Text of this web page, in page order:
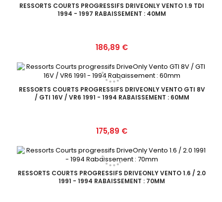
RESSORTS COURTS PROGRESSIFS DRIVEONLY VENTO 1.9 TDI
1994 - 1997 RABAISSEMENT : 40MM
Prix
186,89 €
RESSORTS COURTS PROGRESSIFS DRIVEONLY VENTO GTI 8V
/ GTI 16V / VR6 1991 - 1994 RABAISSEMENT : 60MM
Prix
175,89 €
RESSORTS COURTS PROGRESSIFS DRIVEONLY VENTO 1.6 / 2.0
1991 - 1994 RABAISSEMENT : 70MM